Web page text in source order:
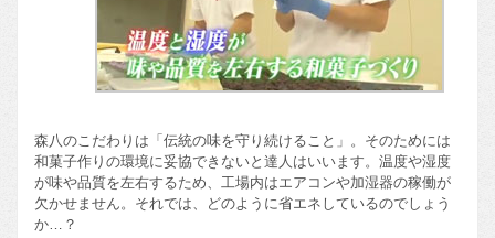
森八のこだわりは「伝統の味を守り続けること」。そのためには
和菓子作りの環境に妥協できないと達人はいいます。温度や湿度
が味や品質を左右するため、工場内はエアコンや加湿器の稼働が
欠かせません。それでは、どのように省エネしているのでしょう
か…？